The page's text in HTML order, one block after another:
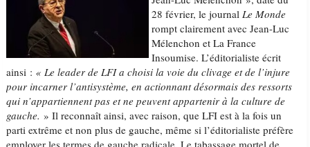
28 février, le journalLe Monde
rompt clairement avec Jean-Luc
Mélenchon et La France
Insoumise. L’éditorialiste écrit
ainsi : «Le leader de LFI a choisi la voie du clivage et de l’injure
pour incarner l’antisystème, en actionnant désormais des ressorts
qui n’appartiennent pas et ne peuvent appartenir à la culture de
gauche. » Il reconnaît ainsi, avec raison, que LFI est à la fois un
parti extrême et non plus de gauche, même si l’éditorialiste préfère
employer les termes de gauche radicale. Le tabassage mortel de